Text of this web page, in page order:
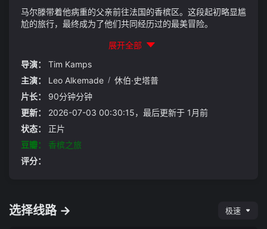
马尔滕带着他病重的父亲前往法国的香槟区。这段起初略显尴
尬的旅行，最终成为了他们共同经历过的最美冒险。
展开全部
导演：
Tim Kamps
主演：
Leo Alkemade / 休伯·史塔普
片长：
90分钟分钟
更新：
2026-07-03 00:30:15，最后更新于 1月前
状态：
正片
豆瓣：
香槟之旅
评分：
选择线路 → 极速